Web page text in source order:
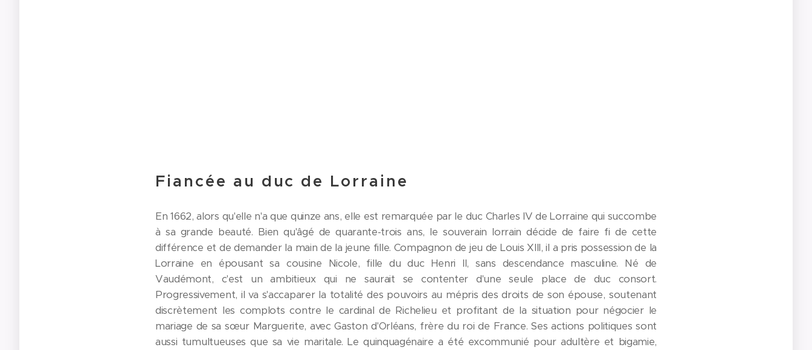
Fiancée au duc de Lorraine
En 1662, alors qu'elle n'a que quinze ans, elle est remarquée par le duc Charles IV de Lorraine qui succombe
à sa grande beauté. Bien qu'âgé de quarante-trois ans, le souverain lorrain décide de faire fi de cette
différence et de demander la main de la jeune fille. Compagnon de jeu de Louis XIII, il a pris possession de la
Lorraine en épousant sa cousine Nicole, fille du duc Henri II, sans descendance masculine. Né de
Vaudémont, c'est un ambitieux qui ne saurait se contenter d'une seule place de duc consort.
Progressivement, il va s'accaparer la totalité des pouvoirs au mépris des droits de son épouse, soutenant
discrètement les complots contre le cardinal de Richelieu et profitant de la situation pour négocier le
mariage de sa sœur Marguerite, avec Gaston d'Orléans, frère du roi de France. Ses actions politiques sont
aussi tumultueuses que sa vie maritale. Le quinquagénaire a été excommunié pour adultère et bigamie,